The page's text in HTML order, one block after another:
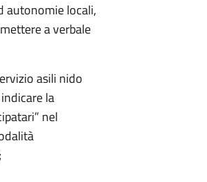
autonomie locali,
a verbale
asili nido
la
nel